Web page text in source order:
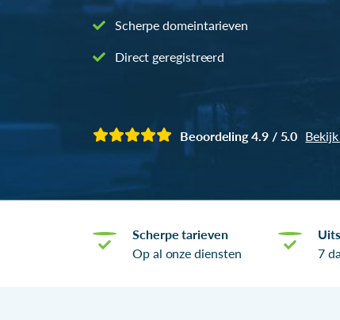
Scherpe domeintarieven
Direct geregistreerd
Beoordeling 4.9 / 5.0
Scherpe tarieven
Op al onze diensten
7